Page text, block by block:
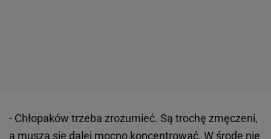
- Chłopaków trzeba zrozumieć. Są trochę zmęczeni,
a muszą się dalej mocno koncentrować. W środę nie